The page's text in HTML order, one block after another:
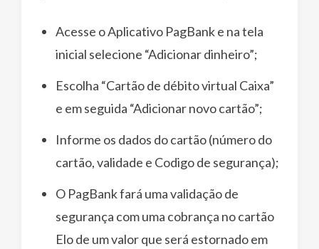
Acesse o Aplicativo PagBank e na tela
inicial selecione “Adicionar dinheiro”;
Escolha “Cartão de débito virtual Caixa”
e em seguida “Adicionar novo cartão”;
Informe os dados do cartão (número do
cartão, validade e Codigo de segurança);
O PagBank fará uma validação de
segurança com uma cobrança no cartão
Elo de um valor que será estornado em